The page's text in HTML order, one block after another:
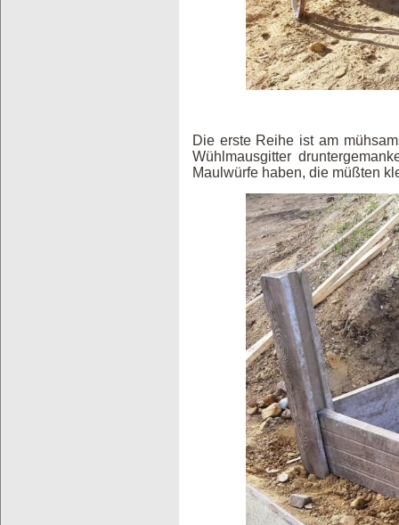
Die erste Reihe ist am
Wühlmausgitter
Maulwürfe haben, die müßten